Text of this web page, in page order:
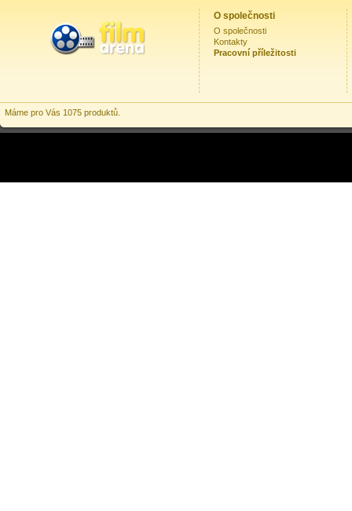
O společnosti
O společnosti
Kontakty
Pracovní příležitosti
Máme pro Vás 1075 produktů.